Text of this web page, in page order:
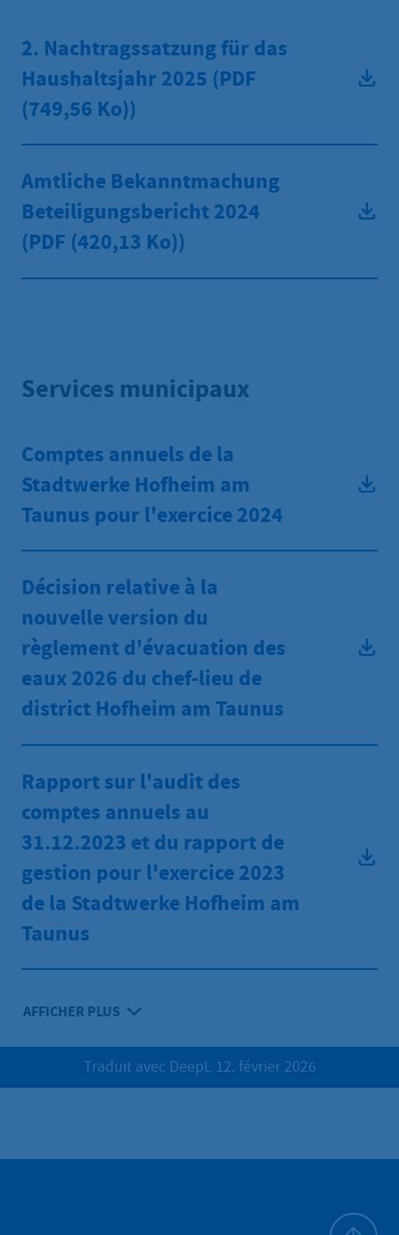
2. Nachtragssatzung für das
Haushaltsjahr 2025 (PDF
(749,56 Ko))
Amtliche Bekanntmachung
Beteiligungsbericht 2024
(PDF (420,13 Ko))
Services municipaux
Comptes annuels de la
Stadtwerke Hofheim am
Taunus pour l'exercice 2024
Décision relative à la
nouvelle version du
règlement d'évacuation des
eaux 2026 du chef-lieu de
district Hofheim am Taunus
Rapport sur l'audit des
comptes annuels au
31.12.2023 et du rapport de
gestion pour l'exercice 2023
de la Stadtwerke Hofheim am
Taunus
AFFICHER PLUS
Traduit avec DeepL 12. février 2026